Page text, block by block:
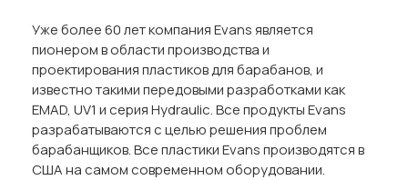
Уже более 60 лет компания Evans является
пионером в области производства и
проектирования пластиков для барабанов, и
известно такими передовыми разработками как
EMAD, UV1 и серия Hydraulic. Все продукты Evans
разрабатываются с целью решения проблем
барабанщиков. Все пластики Evans производятся в
США на самом современном оборудовании.